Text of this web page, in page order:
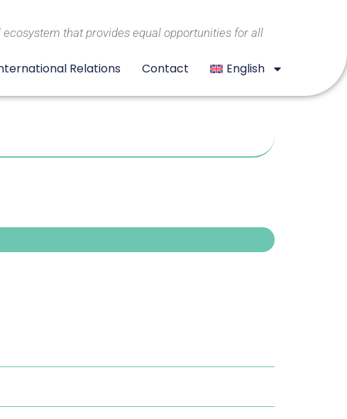
that provides equal opportunities for all
Relations Contact English